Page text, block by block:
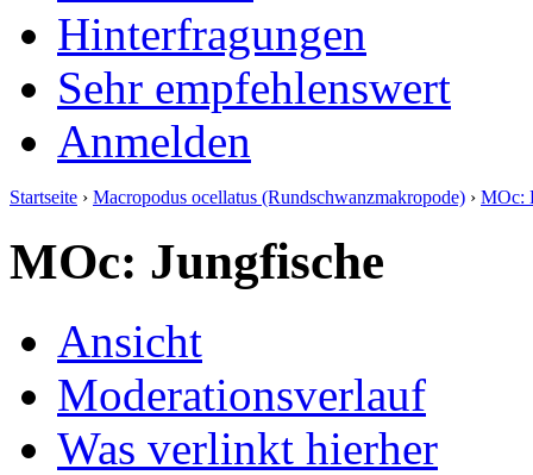
Hinterfragungen
Sehr empfehlenswert
Anmelden
Startseite › Macropodus ocellatus (Rundschwanzmakropode) › MOc:
MOc: Jungfische
Ansicht
Moderationsverlauf
Was verlinkt hierher